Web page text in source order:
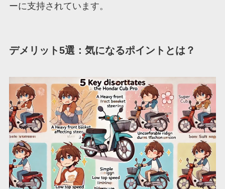
ーに支持されています。
デメリット5選：気になるポイントとは？